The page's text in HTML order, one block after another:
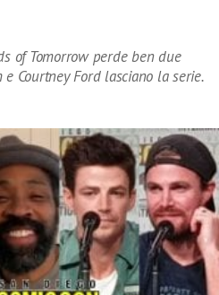
of Tomorrow perde ben due
Courtney Ford lasciano la serie.